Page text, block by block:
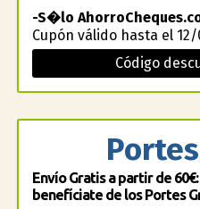
-S�lo
Cupón válido hasta el 12/
Código
Envío Gratis a partir de
benefíciate de los Portes